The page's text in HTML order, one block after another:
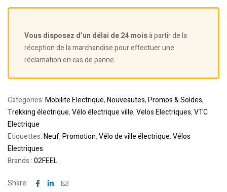
Vous disposez d’un délai de 24 moisà partir de la
réception de la marchandise pour effectuer une
réclamation en cas de panne.
Categories:Mobilite Electrique,Nouveautes,Promos & Soldes,
Trekking électrique,Vélo électrique ville,Velos Electriques,VTC
Electrique
Etiquettes:Neuf,Promotion,Vélo de ville électrique,Vélos
Electriques
Brands :02FEEL
Share: Facebook
LinkedinEmail